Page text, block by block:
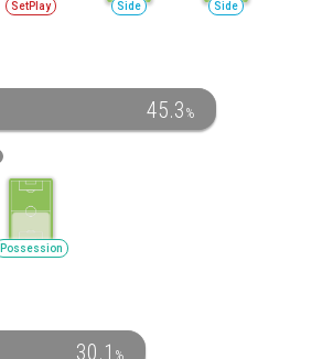
SetPlay Side Side
45.3 %
Possession
30.1 %